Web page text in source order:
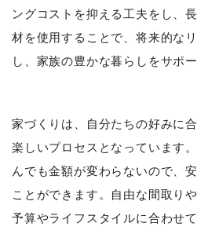
ングコストを抑える工夫をし、
材を使用することで、将来的な
し、家族の豊かな暮らしをサポー
家づくりは、自分たちの好みに
楽しいプロセスとなっています
んでも金額が変わらないので、
ことができます。自由な間取り
予算やライフスタイルに合わせ